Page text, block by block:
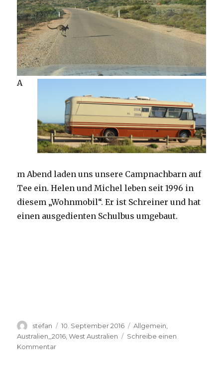
A
m Abend laden uns unsere Campnachbarn auf
Tee ein. Helen und Michel leben seit 1996 in
diesem „Wohnmobil“. Er ist Schreiner und hat
einen ausgedienten Schulbus umgebaut.
Autor
stefan
Veröffentlicht
am
10. September 2016 Kategorien
Allgemein
Australien_2016 ,West Australien
Schreibe einen
Kommentarzu